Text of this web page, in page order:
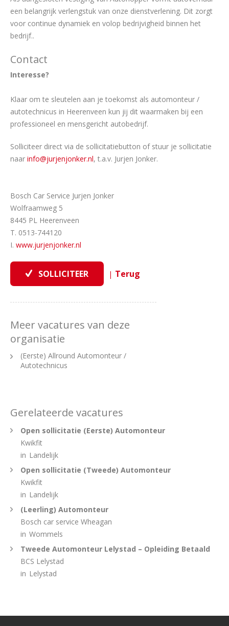
een belangrijk verlengstuk van onze dienstverlening. Dit zorgt
voor continue dynamiek en volop bedrijvigheid binnen het
bedrijf..
Contact
Interesse?
Klaar om te sleutelen aan je toekomst als automonteur /
autotechnicus in Heerenveen kun jij dit waarmaken bij een
professioneel en mensgericht autobedrijf.
Solliciteer direct via de sollicitatiebutton of stuur je sollicitatie
naar info@jurjenjonker.nl, t.a.v. Jurjen Jonker.
Bosch Car Service Jurjen Jonker
Wolfraamweg 5
8445 PL Heerenveen
T. 0513-744120
I. www.jurjenjonker.nl
|
Meer vacatures van deze
organisatie
(Eerste) Allround Automonteur /
Autotechnicus
Gerelateerde vacatures
Open sollicitatie (Eerste) Automonteur
Kwikfit
in Landelijk
Open sollicitatie (Tweede) Automonteur
Kwikfit
in Landelijk
(Leerling) Automonteur
Bosch car service Wheagan
in Wommels
Tweede Automonteur Lelystad – Opleiding Betaald
BCS Lelystad
in Lelystad